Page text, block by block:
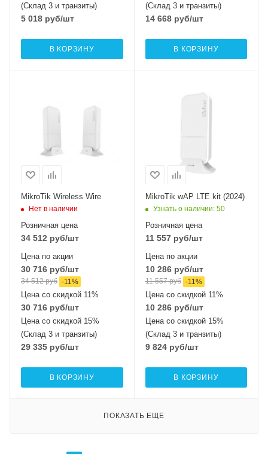
(Склад 3 и транзиты)
5 018 руб/шт
В КОРЗИНУ
(Склад 3 и транзиты)
14 668руб/шт
В КОРЗИНУ
60 ГГц 802.11ad
MikroTik Wireless Wire
Нет в наличии
Розничная цена
34 512 руб/шт
Цена по акции
30 716 руб/шт
34 512руб -11%
Цена со скидкой 11%
30 716 руб/шт
Цена со скидкой 15%
(Склад 3 и транзиты)
29 335 руб/шт
В КОРЗИНУ
Один 2G / 3G / LTE
1x10/100 Mbps
Ethernet
Wi-Fi интерфейсы
2.4 ГГц 802.11b/g/n
MIMO2x2
MikroTik wAP LTE kit (2024)
Узнать о наличии: 50
Розничная цена
11 557руб/шт
Цена по акции
10 286руб/шт
11 557руб -11%
Цена со скидкой 11%
10 286руб/шт
Цена со скидкой 15%
(Склад 3 и транзиты)
9 824руб/шт
В КОРЗИНУ
ПОКАЗАТЬ ЕЩЕ